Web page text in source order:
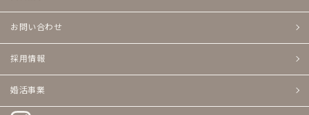
お問い合わせ
採用情報
婚活事業